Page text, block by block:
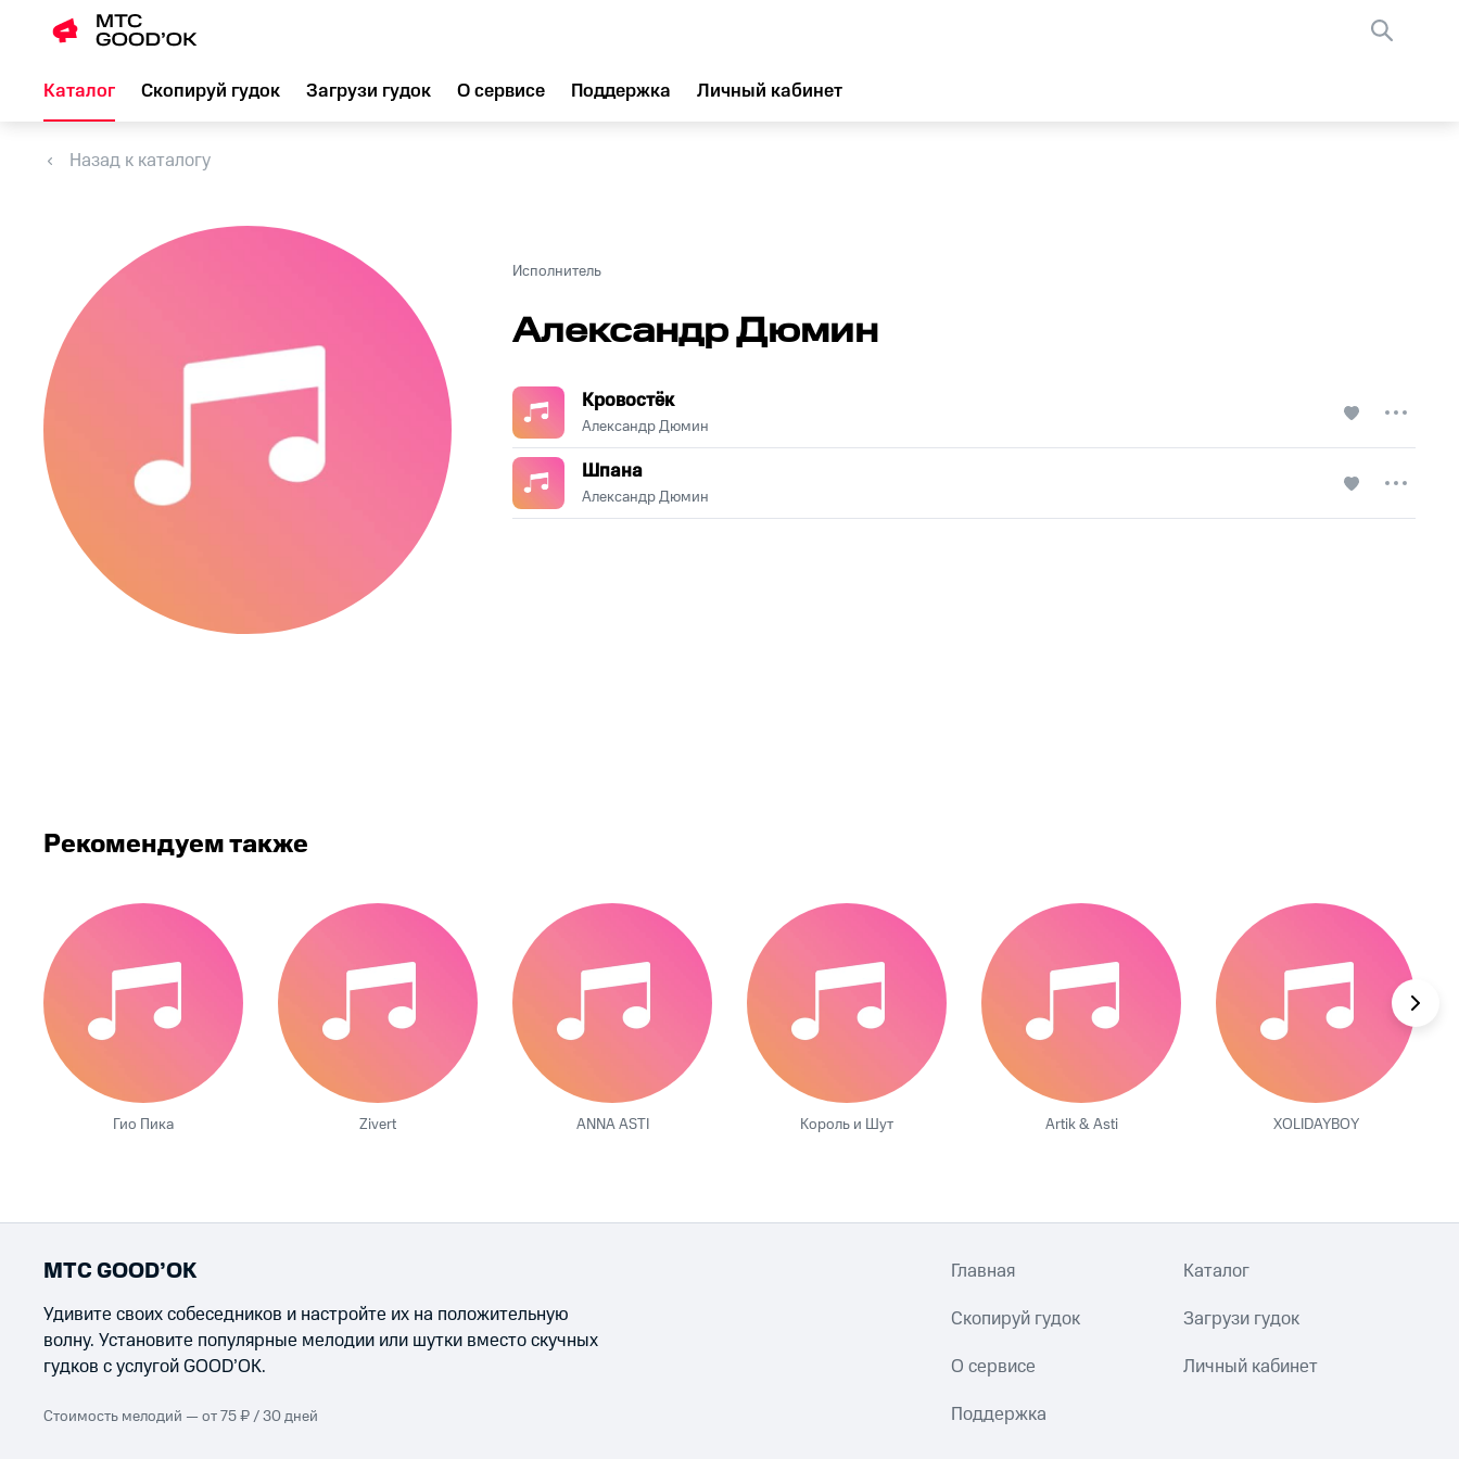
Каталог Скопируй гудок Загрузи гудок О сервисе Поддержка Личный кабинет
Назад к каталогу
Исполнитель
Александр Дюмин
Кровостёк
Александр Дюмин
Шпана
Александр Дюмин
Рекомендуем также
Гио Пика Zivert ANNA ASTI Король и Шут Artik & Asti XOLIDAYBOY
МТС GOOD’OK
Удивите своих собеседников и настройте их на положительную
волну. Установите популярные мелодии или шутки вместо скучных
гудков с услугой GOOD’OK.
Стоимость мелодий — от 75 ₽ / 30 дней
Главная Каталог
Скопируй гудок Загрузи гудок
О сервисе Личный кабинет
Поддержка